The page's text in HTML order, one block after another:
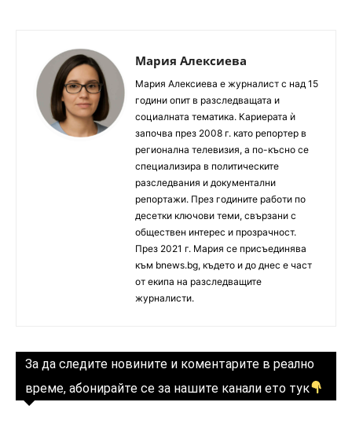
Мария Алексиева
Мария Алексиева е журналист с над 15
години опит в разследващата и
социалната тематика. Кариерата ѝ
започва през 2008 г. като репортер в
регионална телевизия, а по-късно се
специализира в политическите
разследвания и документални
репортажи. През годините работи по
десетки ключови теми, свързани с
обществен интерес и прозрачност.
През 2021 г. Мария се присъединява
към bnews.bg, където и до днес е част
от екипа на разследващите
журналисти.
За да следите новините и коментарите в реално
време, абонирайте се за нашите канали ето тук